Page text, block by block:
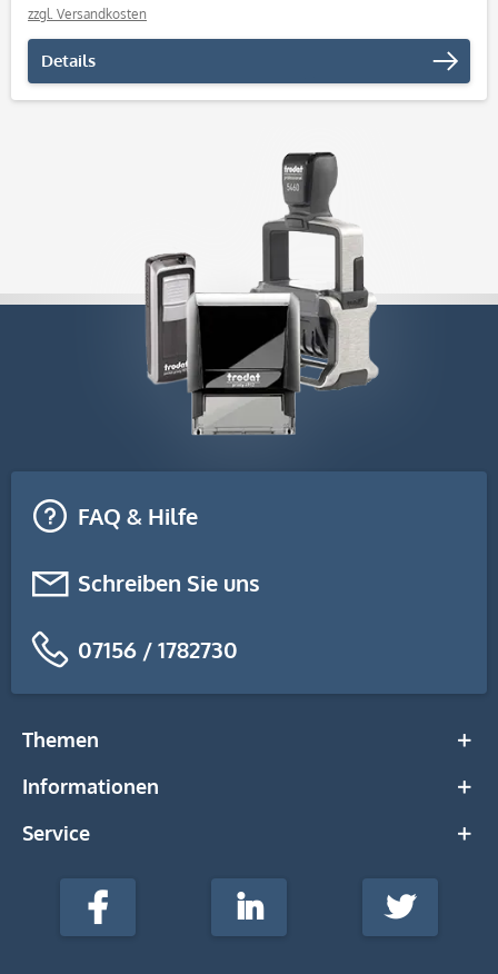
zzgl. Versandkosten
Details
FAQ & Hilfe
Schreiben Sie uns
07156 / 1782730
Themen
Informationen
Service
stempel-
Media
Facebook LinkedIn Twitter